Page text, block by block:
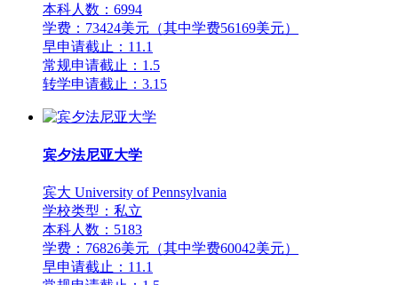
本科人数：6994
学费：73424美元（其中学费56169美元）
早申请截止：11.1
常规申请截止：1.5
转学申请截止：3.15
宾夕法尼亚大学
宾大 University of Pennsylvania
学校类型：私立
本科人数：5183
学费：76826美元（其中学费60042美元）
早申请截止：11.1